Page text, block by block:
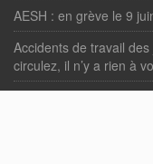
AESH : en grève le 9
Accidents de travail
circulez, il n’y a rien à